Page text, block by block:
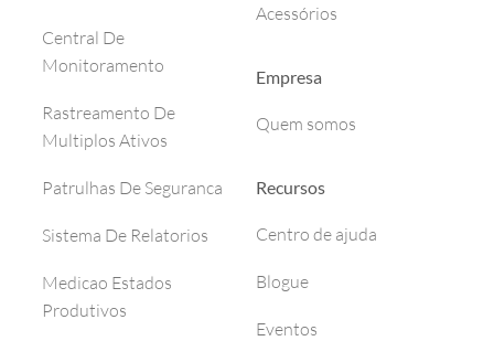
Central De
Monitoramento
Rastreamento De
Multiplos Ativos
Patrulhas De Seguranca
Sistema De Relatorios
Medicao Estados
Produtivos
Acessórios
Empresa
Quem somos
Recursos
Centro de ajuda
Blogue
Eventos